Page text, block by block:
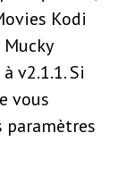
Kodi
v2.1.1. Si
vous